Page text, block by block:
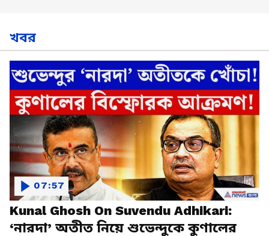
খবর
Kunal Ghosh On Suvendu Adhikari:
‘নারদা’ অতীত নিয়ে শুভেন্দুকে কুণালের
07:57